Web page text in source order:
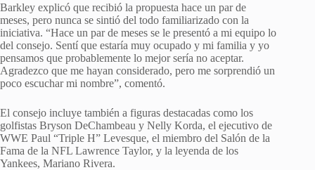
Barkley explicó que recibió la propuesta hace un par de
meses, pero nunca se sintió del todo familiarizado con la
iniciativa. “Hace un par de meses se le presentó a mi equipo lo
del consejo. Sentí que estaría muy ocupado y mi familia y yo
pensamos que probablemente lo mejor sería no aceptar.
Agradezco que me hayan considerado, pero me sorprendió un
poco escuchar mi nombre”, comentó.
El consejo incluye también a figuras destacadas como los
golfistas Bryson DeChambeau y Nelly Korda, el ejecutivo de
WWE Paul “Triple H” Levesque, el miembro del Salón de la
Fama de la NFL Lawrence Taylor, y la leyenda de los
Yankees, Mariano Rivera.